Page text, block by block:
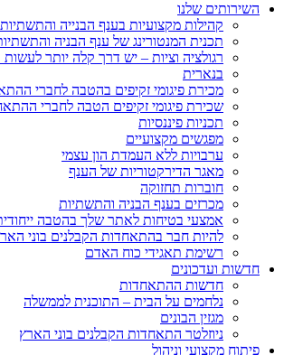
השירותים שלנו
קהילות מקצועיות בענף הבנייה והתשתיות
תכנית המנטורינג של ענף הבניה
רגולציה וציות – יש דרך קלה יותר
בנארית
מכירת פיגומי זקיפים בהטבה לחברי
שכירת פיגומי זקיפים הטבה לחברי
תכניות פיננסיות
מפגשים מקצועיים
ערבויות ללא העמדת הון עצמי
מאגר הדירקטוריות של הענף
חוברות תחזוקה
מכרזים בענף הבניה והתשתיות
אמצעי בטיחות לאתר שלך בהטבה
להיות חבר בהתאחדות הקבלנים בוני
רשימת תאגידי כוח האדם
חדשות ועדכונים
חדשות ההתאחדות
נלחמים על הבית – התוכנית לממשלה
מגזין הבונים
ניוזלטר התאחדות הקבלנים בוני הארץ
פיתוח מקצועי וניהול